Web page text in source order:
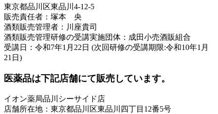
東京都品川区東品川4-12-5
販売責任者：塚本 央
酒類販売管理者：川座貴司
酒類販売管理研修の受講実施団体：成田小売酒販組合
受講日：令和7年1月22日 (次回研修の受講期限:令和10年1月
21日)
医薬品は下記店舗にて販売しています。
イオン薬局品川シーサイド店
店舗所在地：東京都品川区東品川四丁目12番5号